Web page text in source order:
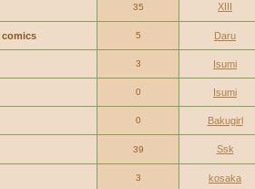
35 XIII
comics 5 Daru
3 Isumi
0 Isumi
0 Bakugirl
39 Ssk
3 kosaka